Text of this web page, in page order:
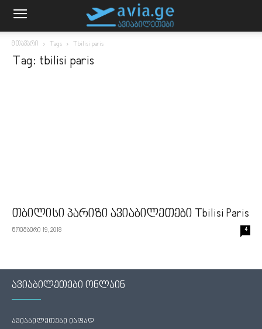
მთავარი Tags Tbilisi paris
Tag: tbilisi paris
თბილისი პარიზი ავიაბილეთები Tbilisi Paris
ნოემბერი 19, 2018 4
ავიაბილეთები ონლაინ
ავიაბილეთები იაფად